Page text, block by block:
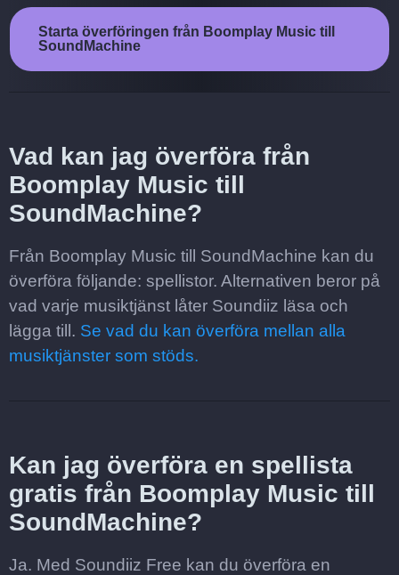
Starta överföringen från Boomplay Music till
SoundMachine
Vad kan jag överföra från
Boomplay Music till
SoundMachine?
Från Boomplay Music till SoundMachine kan du
överföra följande: spellistor. Alternativen beror på
vad varje musiktjänst låter Soundiiz läsa och
lägga till. Se vad du kan överföra mellan alla
musiktjänster som stöds.
Kan jag överföra en spellista
gratis från Boomplay Music till
SoundMachine?
Ja. Med Soundiiz Free kan du överföra en